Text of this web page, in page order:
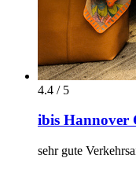
4.4 / 5
ibis Hannover
sehr gute